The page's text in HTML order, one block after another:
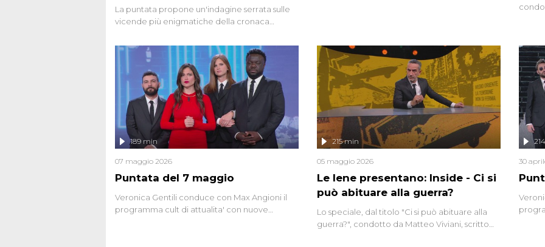
La puntata propone un'indagine serrata sulle
vicende più enigmatiche della cronaca
seriale responsabile di decine di attentati tra
gli anni '90 e il 2000 che, inquietantemente,
potrebbe essere ancora in libertà. Lo speciale
affronta inoltre le zone d'ombra sul Mostro di
Firenze, le cui responsabilità appaiono ancora
oggi avvolte in un groviglio di dubbi mai
chiariti. Nel corso dello speciale anche
l'intervista inedita a Olindo Romano, realizzata
ne...
e
Puntata del 7 maggio
189 min
07 maggio 2026
Veronica Gentili conduce con Max Angioni il
programma cult di attualita' con nuove
Le Iene presentano: Inside - Ci si
può abituare alla guerra?
215 min
05 maggio 2026
Lo speciale, dal titolo "Ci si può abituare alla
guerra?", condotto da Matteo Viviani, scritto
30